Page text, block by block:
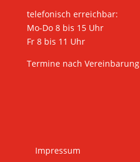
telefonisch erreichbar:
Mo-Do 8 bis 15 Uhr
Fr 8 bis 11 Uhr
Termine nach Vereinbarung
Impressum